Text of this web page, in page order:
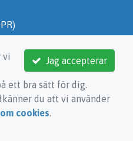
Jag accepterar
vi
ett bra sätt för dig.
du att vi använder
cookies.